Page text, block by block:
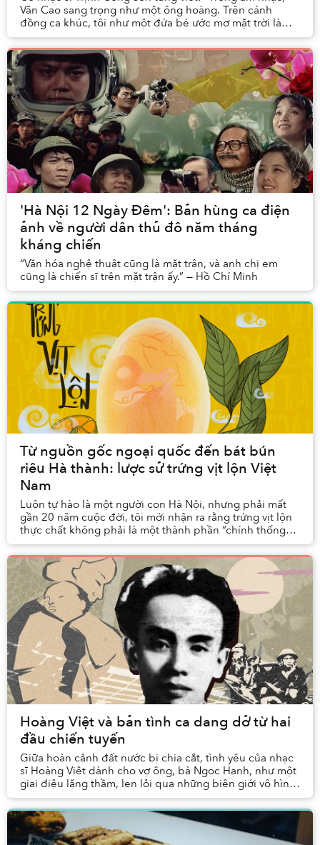
Văn Cao sang trọng như một ông hoàng. Trên cánh
đồng ca khúc, tôi như một đứa bé ước mơ mặt trời là
con diều giấy thả chơi. Âm nhạc của anh Văn là ...
'Hà Nội 12 Ngày Đêm': Bản hùng ca điện
ảnh về người dân thủ đô năm tháng
kháng chiến
“Văn hóa nghệ thuật cũng là mặt trận, và anh chị em
cũng là chiến sĩ trên mặt trận ấy.” — Hồ Chí Minh
Từ nguồn gốc ngoại quốc đến bát bún
riêu Hà thành: lược sử trứng vịt lộn Việt
Nam
Luôn tự hào là một người con Hà Nội, nhưng phải mất
gần 20 năm cuộc đời, tôi mới nhận ra rằng trứng vịt lộn
thực chất không phải là một thành phần “chính thống”
trong bát bún riêu chuẩn vị Hà Nội.
Hoàng Việt và bản tình ca dang dở từ hai
đầu chiến tuyến
Giữa hoàn cảnh đất nước bị chia cắt, tình yêu của nhạc
sĩ Hoàng Việt dành cho vợ ông, bà Ngọc Hạnh, như một
giai điệu lặng thầm, len lỏi qua những biên giới vô hình,
vượt qua làn sóng radio chập chờn ...